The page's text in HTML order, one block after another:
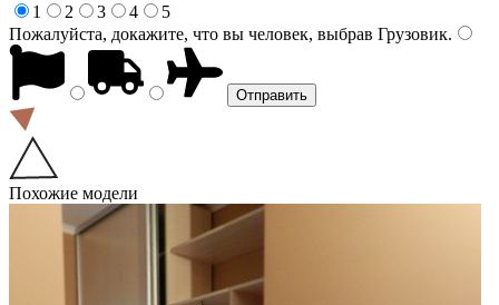
1
2 3 4
5
Пожалуйста, докажите, что вы человек, выбрав Грузовик.
Похожие модели